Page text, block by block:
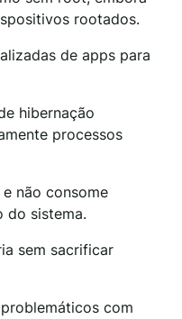
rootados.
de apps para
hibernação
processos
não consome
do sistema.
sem sacrificar
com